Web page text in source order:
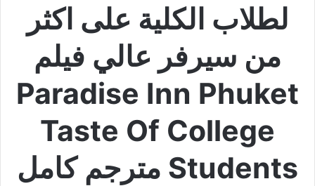
لطلاب الكلية على اكثر
من سيرفر عالي فيلم
Paradise Inn Phuket
Taste Of College
Students مترجم كامل